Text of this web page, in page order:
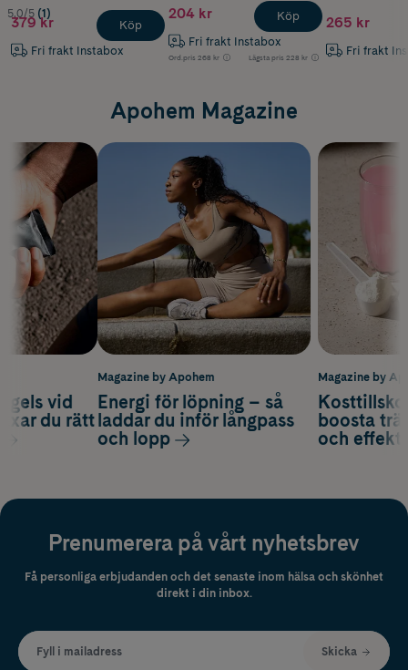
5.0/5 (1)
379 kr
Fri frakt Instabox
Köp
204 kr
Fri frakt Instabox
Ord.pris 268 kr Lägsta pris 228 kr
Köp 265 kr
Fri frakt
Apohem Magazine
Magazine by
boosta
och
gels vid
du rätt
Magazine by Apohem
Energi för löpning – så
laddar du inför långpass
och lopp
Prenumerera på vårt nyhetsbrev
Få personliga erbjudanden och det senaste inom hälsa och skönhet
direkt i din inbox.
Fyll i mailadress Skicka